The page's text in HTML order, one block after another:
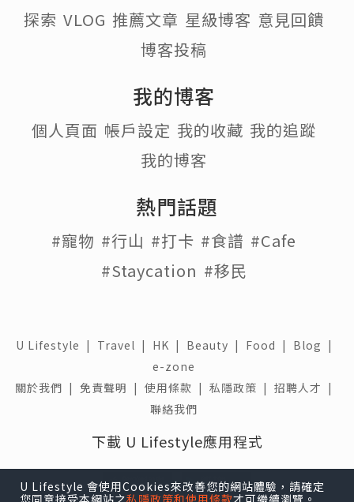
探索 VLOG 推薦文章 星級博客 意見回饋
博客投稿
我的博客
個人頁面 帳戶設定 我的收藏 我的追蹤
我的博客
熱門話題
#寵物 #行山 #打卡 #食譜 #Cafe
#Staycation #移民
U Lifestyle | Travel | HK | Beauty | Food | Blog |
e-zone
關於我們 | 免責聲明 | 使用條款 | 私隱政策 | 招聘人才 |
聯絡我們
下載 U Lifestyle應用程式
U Lifestyle 會使用Cookies來改善您的網站體驗，請確定
您同意接受本網站之私隱政策和使用條款才可繼續瀏覽。